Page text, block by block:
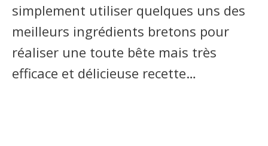
simplement utiliser quelques uns des
meilleurs ingrédients bretons pour
réaliser une toute bête mais très
efficace et délicieuse recette…